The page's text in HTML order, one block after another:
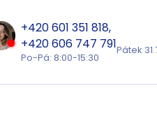
601 351 818
606 747 791
Po-Pá: 8:00-15:30
Pátek